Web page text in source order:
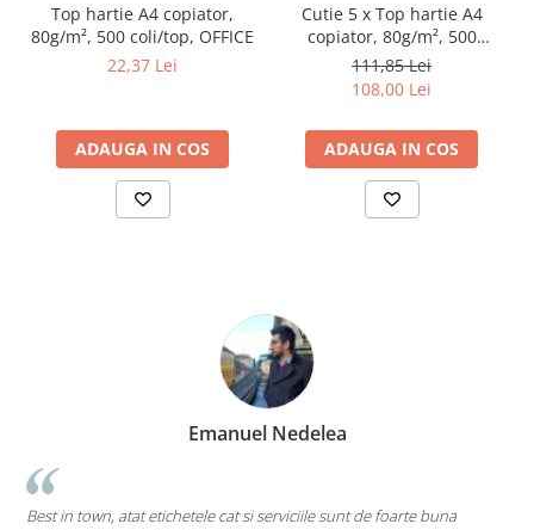
Top hartie A4 copiator,
80g/m², 500 coli/top, OFFICE
22,37 Lei
ADAUGA IN COS
Cutie 5 x Top hartie A4
copiator, 80g/m², 500
coli/top, OFFICE
111,85 Lei
108,00 Lei
ADAUGA IN COS
buna
Marius Zinveliu
pe toate....chiar si pe cele care inca nu au ajuns pe piata